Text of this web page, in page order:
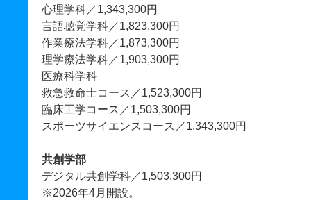
心理学科／1,343,300円
言語聴覚学科／1,823,300円
作業療法学科／1,873,300円
理学療法学科／1,903,300円
医療科学科
救急救命士コース／1,523,300円
臨床工学コース／1,503,300円
スポーツサイエンスコース／1,343,300円
共創学部
デジタル共創学科／1,503,300円
※2026年4月開設。